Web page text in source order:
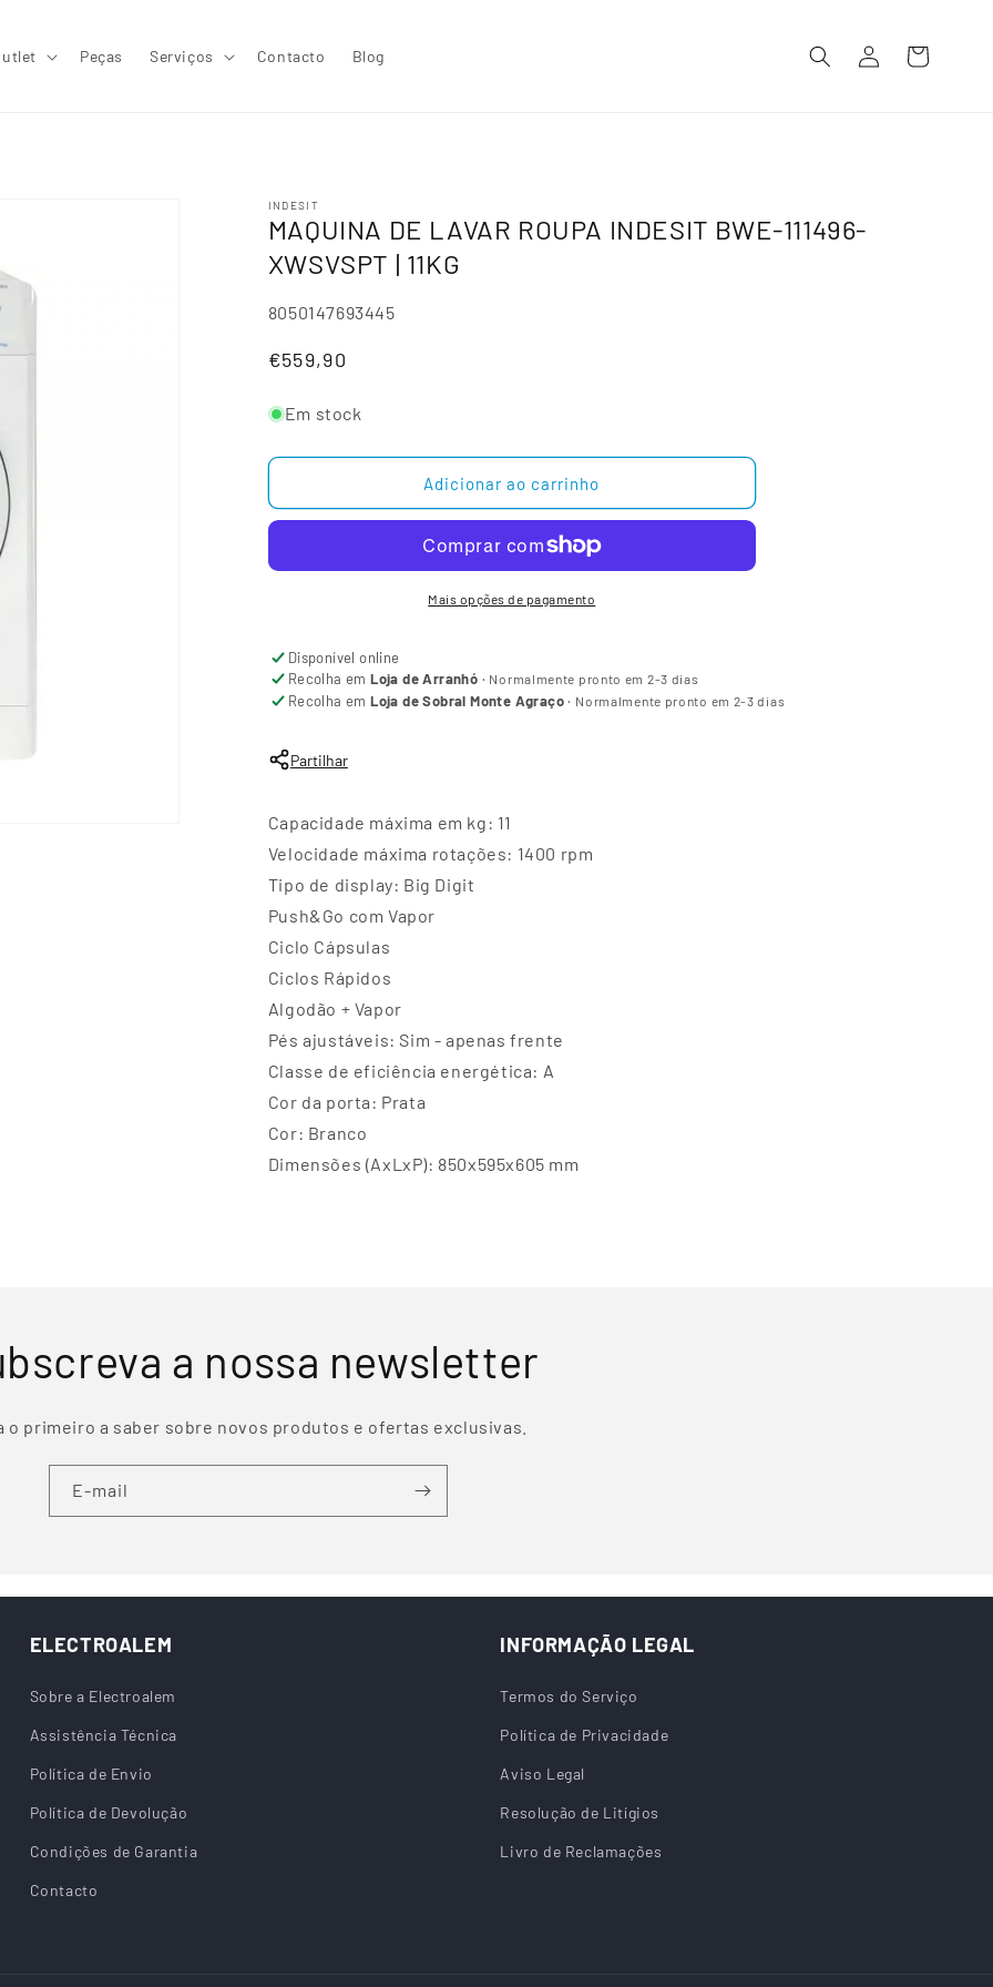
Peças Serviços Contacto Blog
Iniciar
sessão
Carrinho
INDESIT
MAQUINA DE LAVAR ROUPA INDESIT BWE-111496-
XWSVSPT | 11KG
SKU:
8050147693445
Preço
€559,90
Em stock
Adicionar ao carrinho
Mais opções de pagamento
Disponível online
Recolha emLoja de Arranhó · Normalmente pronto em 2-3 dias
Recolha emLoja de Sobral Monte Agraço· Normalmente pronto em 2-3 dias
Partilhar
Capacidade máxima em kg: 11
Velocidade máxima rotações: 1400 rpm
Tipo de display: Big Digit
Push&Go com Vapor
Ciclo Cápsulas
Ciclos Rápidos
Algodão + Vapor
Pés ajustáveis: Sim - apenas frente
Classe de eficiência energética: A
Cor da porta: Prata
Cor: Branco
Dimensões (AxLxP): 850x595x605 mm
a nossa newsletter
o primeiro a saber sobre novos produtos e ofertas exclusivas.
E-mail
ELECTROALEM
Sobre a Electroalem
Assistência Técnica
Política de Envio
Política de Devolução
Condições de Garantia
Contacto
INFORMAÇÃO LEGAL
Termos do Serviço
Política de Privacidade
Aviso Legal
Resolução de Litígios
Livro de Reclamações